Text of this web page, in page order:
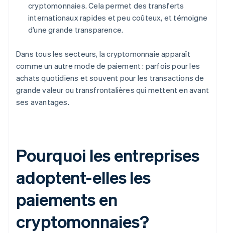
cryptomonnaies. Cela permet des transferts
internationaux rapides et peu coûteux, et témoigne
d’une grande transparence.
Dans tous les secteurs, la cryptomonnaie apparaît
comme un autre mode de paiement : parfois pour les
achats quotidiens et souvent pour les transactions de
grande valeur ou transfrontalières qui mettent en avant
ses avantages.
Pourquoi les entreprises
adoptent-elles les
paiements en
cryptomonnaies?